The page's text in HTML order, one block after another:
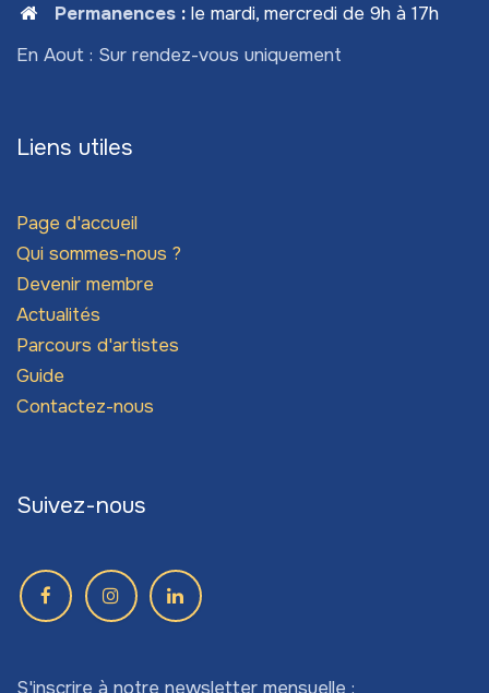
Permanences: le mardi, mercredi de 9h à 17h
En Aout : Sur rendez-vous uniquement
Liens utiles
Page d'accueil
Qui sommes-nous ?
Devenir membre
Actualités
Parcours d'artistes
Guide
Contactez-nous
Suivez-nous